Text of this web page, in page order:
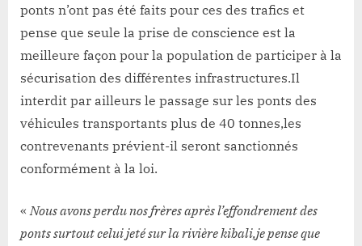
ponts n’ont pas été faits pour ces des trafics et
pense que seule la prise de conscience est la
meilleure façon pour la population de participer à la
sécurisation des différentes infrastructures.Il
interdit par ailleurs le passage sur les ponts des
véhicules transportants plus de 40 tonnes,les
contrevenants prévient-il seront sanctionnés
conformément à la loi.
« Nous avons perdu nos frères après l’effondrement des
ponts surtout celui jeté sur la rivière kibali,je pense que